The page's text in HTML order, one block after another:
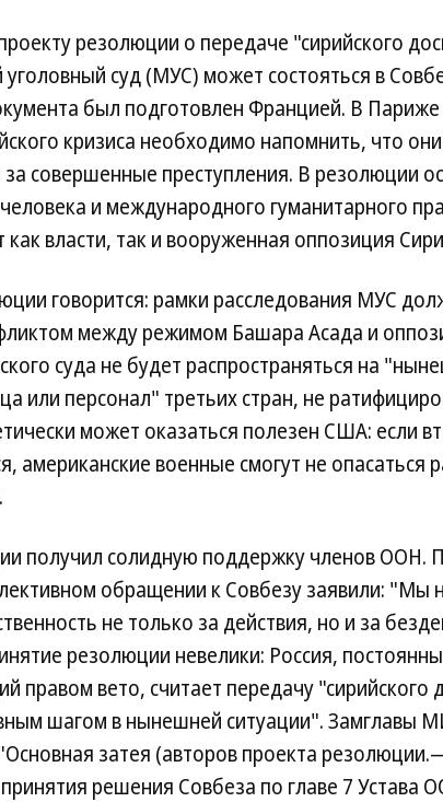
резолюции о передаче "сирийского
суд (МУС) может состояться в
был подготовлен Францией. В
кризиса необходимо напомнить, что
за совершенные преступления. В резолюции
и международного гуманитарного
как власти, так и вооруженная оппозиция
говорится: рамки расследования МУС
между режимом Башара Асада и
суда не будет распространяться на
или персонал" третьих стран, не
может оказаться полезен США: если
американские военные смогут не опасаться
получил солидную поддержку членов ООН.
обращении к Совбезу заявили:
не только за действия, но и за
резолюции невелики: Россия,
вето, считает передачу "сирийского
шагом в нынешней ситуации". Замглавы
затея (авторов проекта
решения Совбеза по главе 7 Устава